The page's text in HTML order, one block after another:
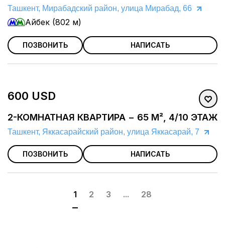
Ташкент, Мирабадский район, улица Мирабад, 66
Айбек (802 м)
ПОЗВОНИТЬ НАПИСАТЬ
600 USD
2-КОМНАТНАЯ КВАРТИРА − 65 М², 4/10 ЭТАЖ
Ташкент, Яккасарайский район, улица Яккасарай, 7
ПОЗВОНИТЬ НАПИСАТЬ
1 2 3 ... 28